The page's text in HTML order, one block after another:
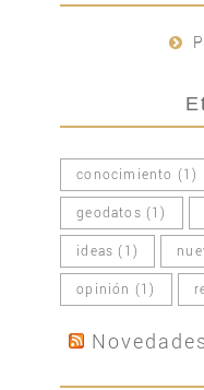
conocimiento (1)
geodatos (1)
ideas (1)
opinión (1)